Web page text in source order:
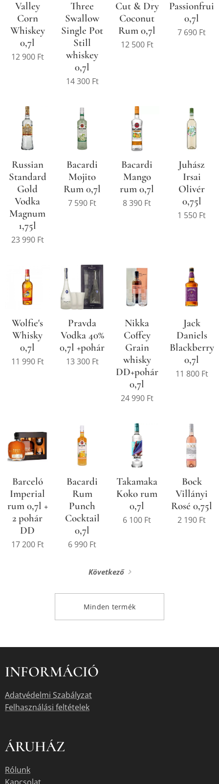
Valley
Corn
Whiskey
0,7l
12 900Ft
Three
Swallow
Single Pot
Still
whiskey
0,7l
14 300Ft
Cut & Dry
Coconut
Rum 0,7l
12 500Ft
Passionfruit
0,7l
7 690 Ft
Russian
Standard
Gold
Vodka
Magnum
1,75l
23 990Ft
Bacardi
Mojito
Rum 0,7l
7 590 Ft
Bacardi
Mango
rum 0,7l
8 390 Ft
Juhász
Irsai
Olivér
0,75l
1 550 Ft
Wolfie's
Whisky
0,7l
11 990Ft
Pravda
Vodka 40%
0,7l +pohár
13 300Ft
Nikka
Coffey
Grain
whisky
DD+pohár
0,7l
24 990Ft
Jack
Daniels
Blackberry
0,7l
11 800Ft
Barceló
Imperial
rum 0,7l +
2 pohár
DD
17 200Ft
Bacardi
Rum
Punch
Cocktail
0,7l
6 990 Ft
Takamaka
Koko rum
0,7l
6 100 Ft
Bock
Villányi
Rosé 0,75l
2 190 Ft
Következő
Minden termék
INFORMÁCIÓ
Adatvédelmi Szabályzat
Felhasználási feltételek
ÁRUHÁZ
Rólunk